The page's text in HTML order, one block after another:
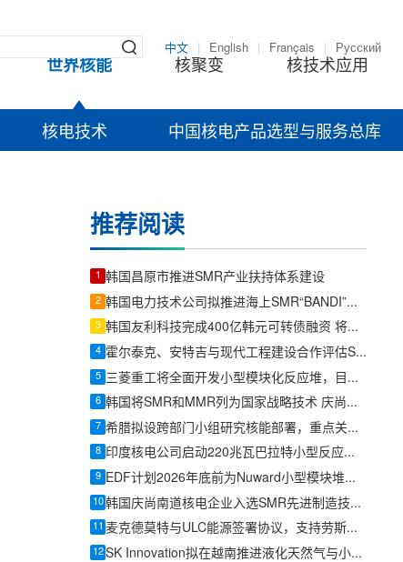
中文 English Français Русский
世界核能 核聚变 核技术应用
核电技术 中国核电产品选型与服务总库
推荐阅读
1 韩国昌原市推进SMR产业扶持体系建设
2 韩国电力技术公司拟推进海上SMR“BANDI”政府研发项目
3 韩国友利科技完成400亿韩元可转债融资 将加码核电与SMR业务
4 霍尔泰克、安特吉与现代工程建设合作评估SMR-300在美国南部部署机会
5 三菱重工将全面开发小型模块化反应堆，目标在日本实现商业化
6 韩国将SMR和MMR列为国家战略技术 庆尚南道称将推动核电企业转型
7 希腊拟设跨部门小组研究核能部署，重点关注小型模块化反应堆
8 印度核电公司启动220兆瓦巴拉特小型反应堆工程设计招标
9 EDF计划2026年底前为Nuward小型模块堆项目引入投资者
10 韩国庆尚南道核电企业入选SMR先进制造技术项目
11 麦克德莫特与ULC能源签署协议，支持劳斯莱斯SMR在荷兰开发
12 SK Innovation拟在越南推进液化天然气与小型模块化反应堆合作